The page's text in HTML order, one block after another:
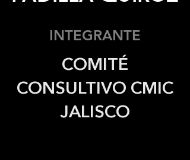
INTEGRANTE
COMITÉ
CONSULTIVO CMIC
JALISCO